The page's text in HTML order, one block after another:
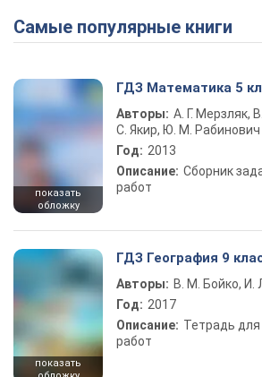
Самые популярные книги
показать
обложку
ГДЗ Математика 5
Авторы: А. Г. Мерзляк,
С. Якир, Ю. М. Рабинович
Год: 2013
Описание: Сборник
работ
показать
ГДЗ География 9
Авторы: В. М. Бойко, И.
Год: 2017
Описание: Тетрадь для
работ